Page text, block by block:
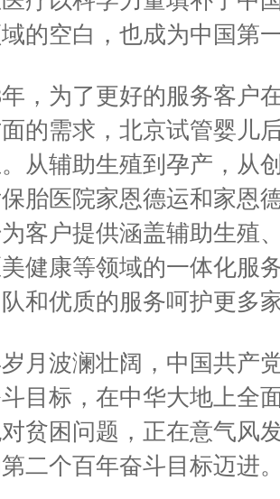
的空白，也成为中国第
为了更好的服务客户
的需求，北京试管婴儿
从辅助生殖到孕产，从
胎医院家恩德运和家恩
客户提供涵盖辅助生殖
健康等领域的一体化服
和优质的服务呵护更多
波澜壮阔，中国共产党
目标，在中华大地上全
贫困问题，正在意气风
二个百年奋斗目标迈进